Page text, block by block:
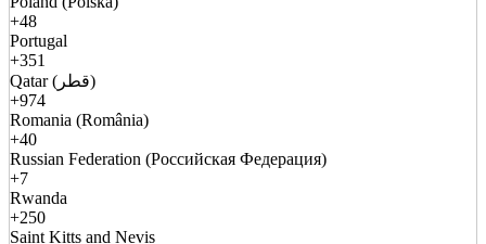
+48
Portugal
+351
Qatar (قطر)
+974
Romania (România)
+40
Russian Federation (Российская Федерация)
+7
Rwanda
+250
Saint Kitts and Nevis